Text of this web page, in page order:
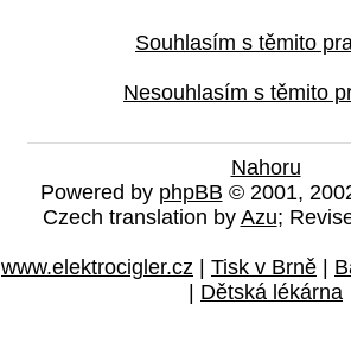
Souhlasím s těmito
Nesouhlasím s těmito
Nahoru
Powered by phpBB © 2001,
Czech translation by Azu;
www.elektrocigler.cz | Tisk v Brně |
| Dětská lékárna